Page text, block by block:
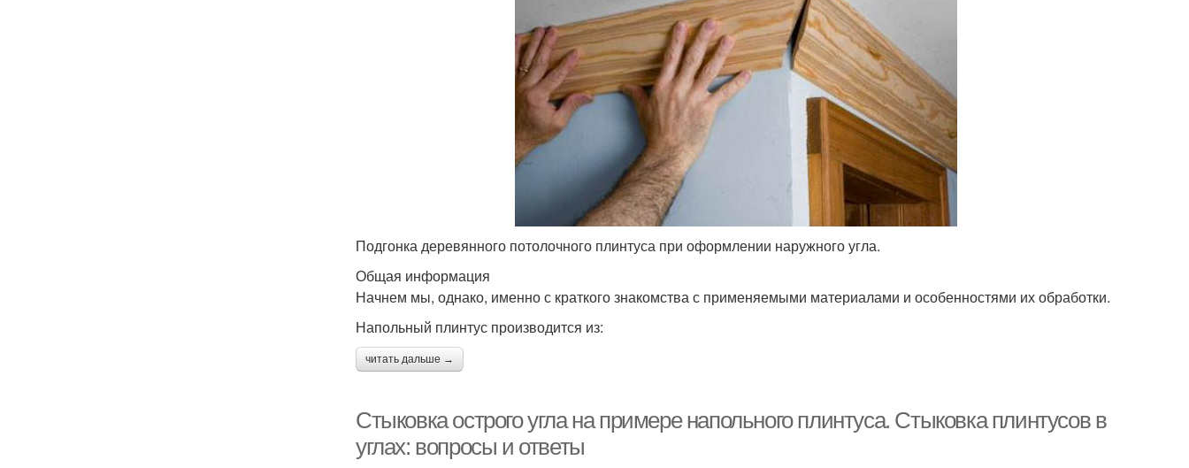
Подгонка деревянного потолочного плинтуса при оформлении наружного угла.
Общая информация
Начнем мы, однако, именно с краткого знакомства с применяемыми материалами и особенностями их обработки.
Напольный плинтус производится из:
читать дальше →
Стыковка острого угла на примере напольного плинтуса. Стыковка плинтусов в
углах: вопросы и ответы